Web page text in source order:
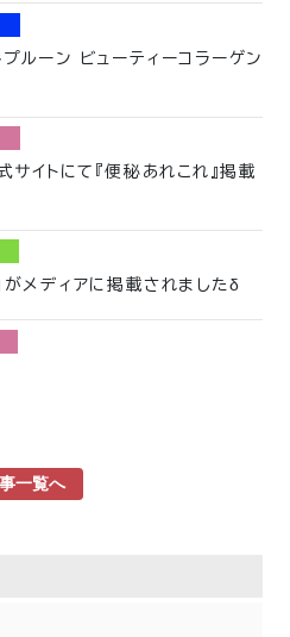
ルーン ビューティーコラーゲン
イトにて『便秘あれこれ』掲載
がメディアに掲載されましたδ
一覧へ